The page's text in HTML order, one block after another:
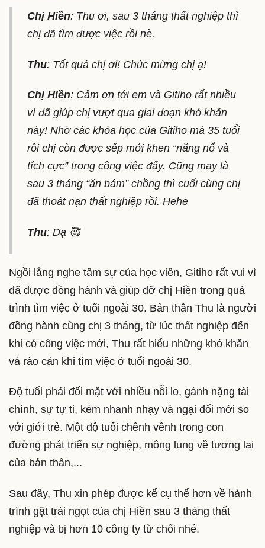
Chị Hiền: Thu ơi, sau 3 tháng thất nghiệp thì
chị đã tìm được việc rồi nè.
Thu: Tốt quá chị ơi! Chúc mừng chị ạ!
Chị Hiền: Cảm ơn tới em và Gitiho rất nhiều
vì đã giúp chị vượt qua giai đoạn khó khăn
này! Nhờ các khóa học của Gitiho mà 35 tuổi
rồi chị còn được sếp mới khen “năng nổ và
tích cực” trong công việc đấy. Cũng may là
sau 3 tháng “ăn bám” chồng thì cuối cùng chị
đã thoát nạn thất nghiệp rồi. Hehe
Thu: Dạ 🥰
Ngồi lắng nghe tâm sự của học viên, Gitiho rất vui vì
đã được đồng hành và giúp đỡ chị Hiền trong quá
trình tìm việc ở tuổi ngoài 30. Bản thân Thu là người
đồng hành cùng chị 3 tháng, từ lúc thất nghiệp đến
khi có công việc mới, Thu rất hiểu những khó khăn
và rào cản khi tìm việc ở tuổi ngoài 30.
Độ tuổi phải đối mặt với nhiều nỗi lo, gánh nặng tài
chính, sự tự ti, kém nhanh nhạy và ngại đổi mới so
với giới trẻ. Một độ tuổi chênh vênh trong con
đường phát triển sự nghiệp, mông lung về tương lai
của bản thân,...
Sau đây, Thu xin phép được kể cụ thể hơn về hành
trình gặt trái ngọt của chị Hiền sau 3 tháng thất
nghiệp và bị hơn 10 công ty từ chối nhé.